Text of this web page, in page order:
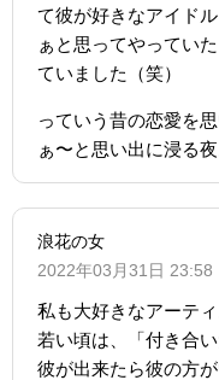
て彼が好きなアイド
ぁと思ってやってい
ていました（笑）
っていう昔の恋愛を
ぁ〜と思い出に浸る夜
浪花の女
2022年03月31日 23:58
私も大好きなアーティ
若い頃は、「付き合
彼が出来たら彼の方が